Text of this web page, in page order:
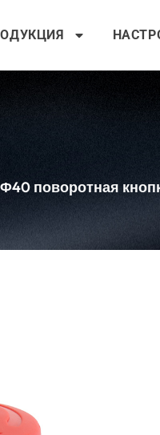
поворотная